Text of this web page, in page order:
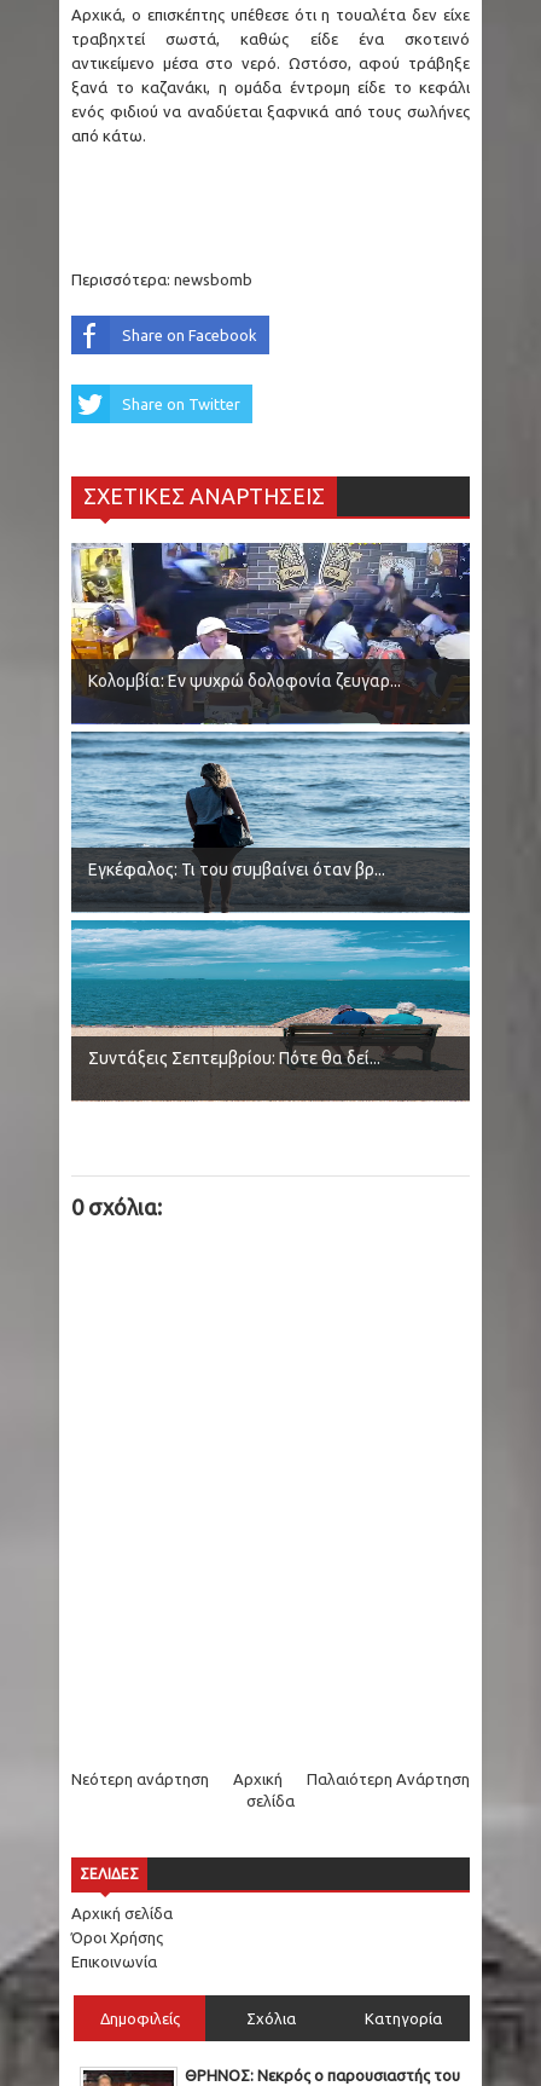
Αρχικά, ο επισκέπτης υπέθεσε ότι η τουαλέτα δεν είχε
τραβηχτεί σωστά, καθώς είδε ένα σκοτεινό
αντικείμενο μέσα στο νερό. Ωστόσο, αφού τράβηξε
ξανά το καζανάκι, η ομάδα έντρομη είδε το κεφάλι
ενός φιδιού να αναδύεται ξαφνικά από τους σωλήνες
από κάτω.
Περισσότερα: newsbomb
Share on Facebook
Share on Twitter
ΣΧΕΤΙΚΕΣ ΑΝΑΡΤΗΣΕΙΣ
Κολομβία: Εν ψυχρώ δολοφονία ζευγαρ...
Εγκέφαλος: Τι του συμβαίνει όταν βρ...
Συντάξεις Σεπτεμβρίου: Πότε θα δεί...
0 σχόλια:
Νεότερη ανάρτηση Παλαιότερη Ανάρτηση
Αρχική
σελίδα
ΣΕΛΙΔΕΣ
Αρχική σελίδα
Όροι Χρήσης
Επικοινωνία
Δημοφιλείς Σχόλια Κατηγορία
ΘΡΗΝΟΣ: Νεκρός ο παρουσιαστής του